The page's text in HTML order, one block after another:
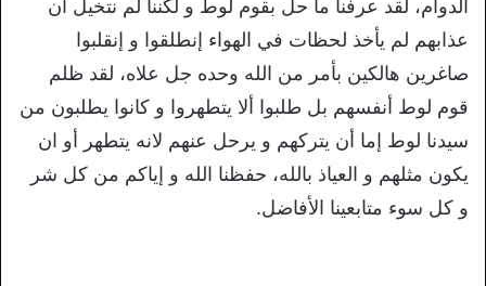
الدوام، لقد عرفنا ما حل بقوم لوط و لكننا لم نتخيل أن
عذابهم لم يأخذ لحظات في الهواء إنطلقوا و إنقلبوا
صاغرين هالكين بأمر من الله وحده جل علاه، لقد ظلم
قوم لوط أنفسهم بل طلبوا ألا يتطهروا و كانوا يطلبون من
سيدنا لوط إما أن يتركهم و يرحل عنهم لانه يتطهر أو ان
يكون مثلهم و العياذ بالله، حفظنا الله و إياكم من كل شر
و كل سوء متابعينا الأفاضل.